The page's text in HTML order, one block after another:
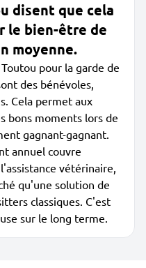
disent que cela
le bien-être de
moyenne.
pour la garde de
des bénévoles,
Cela permet aux
bons moments lors de
gagnant-gagnant.
annuel couvre
vétérinaire,
qu'une solution de
classiques. C'est
sur le long terme.